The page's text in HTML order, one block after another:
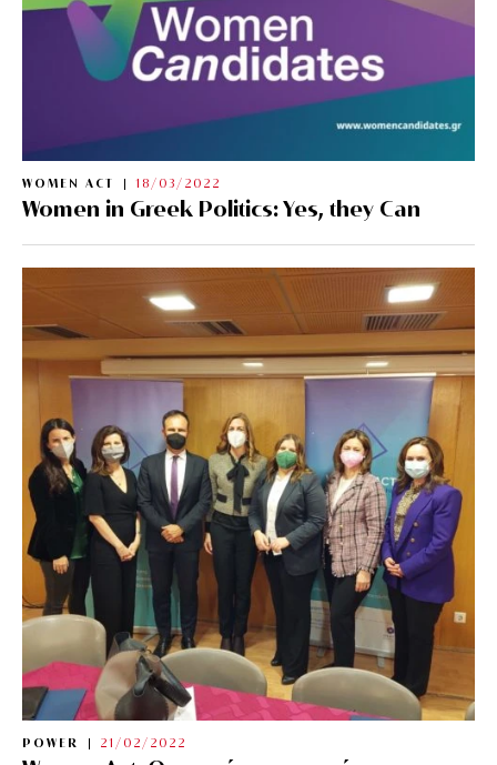
WOMEN ACT 18/03/2022
Women in Greek Politics: Yes, they Can
POWER 21/02/2022